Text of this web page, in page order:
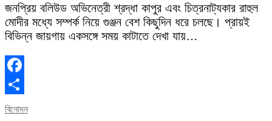
জনপ্রিয় বলিউড অভিনেত্রী শ্রদ্ধা কাপুর এবং চিত্রনাট্যকার রাহুল
মোদীর মধ্যে সম্পর্ক নিয়ে গুঞ্জন বেশ কিছুদিন ধরে চলছে। প্রায়ই
বিভিন্ন জায়গায় একসঙ্গে সময় কাটাতে দেখা যায়…
Facebook
Share
বিনোদন